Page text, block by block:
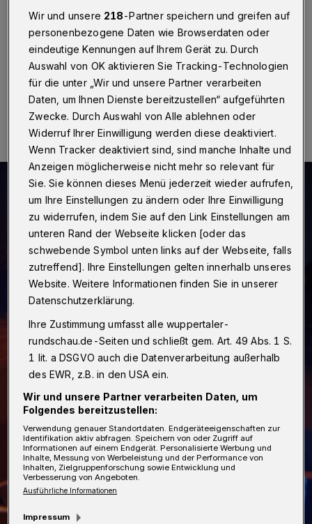
Wuppertal·Eine fünfköpfige Gruppe hat am Freitag
(26. Oktober 2018) gegen 2.30 Uhr versucht, am
Islandufer zwei junge Männer auszurauben.
26.10.2018 , 08:38 Uhr Eine Minute Lesezeit
Wir und unsere 218-Partner speichern und greifen auf
personenbezogene Daten wie Browserdaten oder
eindeutige Kennungen auf Ihrem Gerät zu. Durch
Auswahl von OK aktivieren Sie Tracking-Technologien
für die unter „Wir und unsere Partner verarbeiten
Daten, um Ihnen Dienste bereitzustellen“ aufgeführten
Zwecke. Durch Auswahl von Alle ablehnen oder
Widerruf Ihrer Einwilligung werden diese deaktiviert.
Wenn Tracker deaktiviert sind, sind manche Inhalte und
Anzeigen möglicherweise nicht mehr so relevant für
Sie. Sie können dieses Menü jederzeit wieder aufrufen,
um Ihre Einstellungen zu ändern oder Ihre Einwilligung
zu widerrufen, indem Sie auf den Link Einstellungen am
unteren Rand der Webseite klicken [oder das
schwebende Symbol unten links auf der Webseite, falls
zutreffend]. Ihre Einstellungen gelten innerhalb unseres
Website. Weitere Informationen finden Sie in unserer
Datenschutzerklärung.
Ihre Zustimmung umfasst alle wuppertaler-
rundschau.de-Seiten und schließt gem. Art. 49 Abs. 1 S.
1 lit. a DSGVO auch die Datenverarbeitung außerhalb
des EWR, z.B. in den USA ein.
Wir und unsere Partner verarbeiten Daten, um
Folgendes bereitzustellen:
Verwendung genauer Standortdaten. Endgeräteeigenschaften zur
Identifikation aktiv abfragen. Speichern von oder Zugriff auf
Informationen auf einem Endgerät. Personalisierte Werbung und
Inhalte, Messung von Werbeleistung und der Performance von
Inhalten, Zielgruppenforschung sowie Entwicklung und
Verbesserung von Angeboten.
Ausführliche Informationen
Impressum